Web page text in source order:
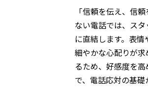
「信頼を伝え、信
ない電話では、ス
に直結します。表
細やかな心配りが
るため、好感度を
で、電話応対の基礎